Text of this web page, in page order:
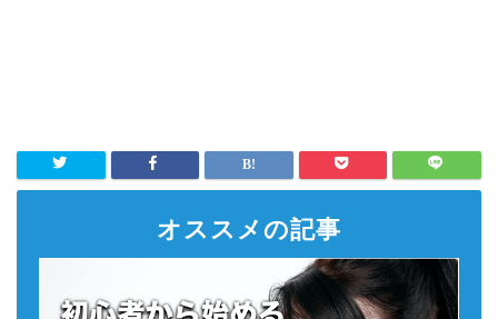
オススメの記事